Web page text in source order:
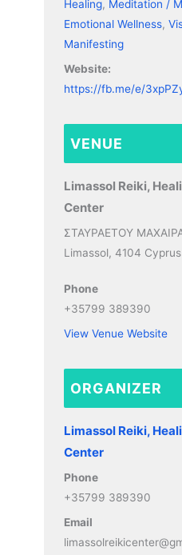
Healing, Meditation /
Emotional Wellness,
Manifesting
Website:
https://fb.me/e/
VENUE
Limassol Reiki,
Center
ΣΤΑΥΡΑΕΤΟΥ
Limassol, 4104 Cyprus
Phone
+35799 389390
View Venue Website
ORGANIZER
Limassol Reiki,
Center
Phone
+35799 389390
Email